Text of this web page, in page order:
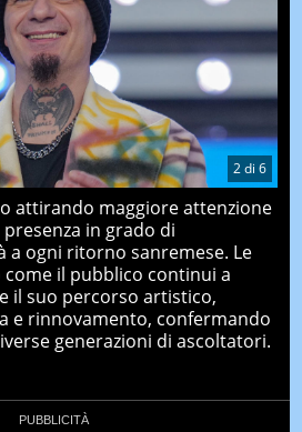
2di 6
attirando maggiore attenzione
in grado di
a ogni ritorno sanremese. Le
il pubblico continui a
il suo percorso artistico,
e rinnovamento, confermando
generazioni di ascoltatori.